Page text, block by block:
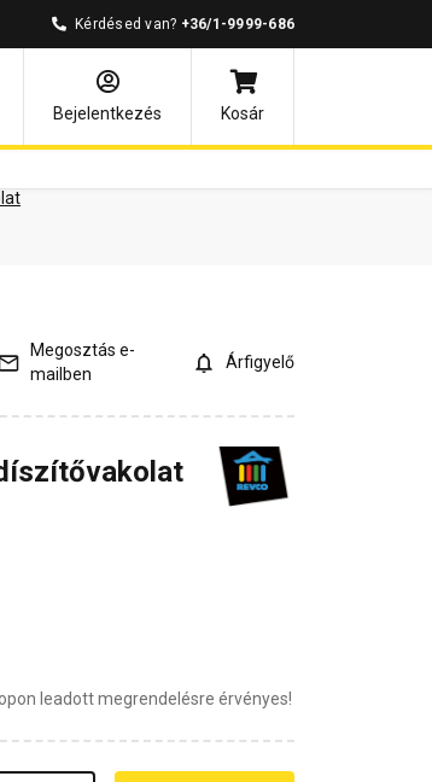
Kérdésed van? +36/1-9999-686
Bejelentkezés
Kosár
és válaszok
Megosztás e-
mailben
Árfigyelő
leadott megrendelésre érvényes!